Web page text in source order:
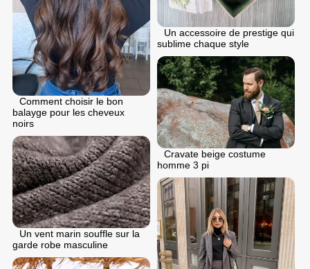
Comment choisir le bon
balayge pour les cheveux
noirs
Un accessoire de prestige qui
sublime chaque style
Cravate beige costume
homme 3 pi
Un vent marin souffle sur la
garde robe masculine